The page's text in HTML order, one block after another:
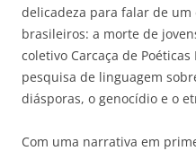
delicadeza para falar de um
brasileiros: a morte de
coletivo Carcaça de
pesquisa de linguagem
diásporas, o genocídio e o
Com uma narrativa em